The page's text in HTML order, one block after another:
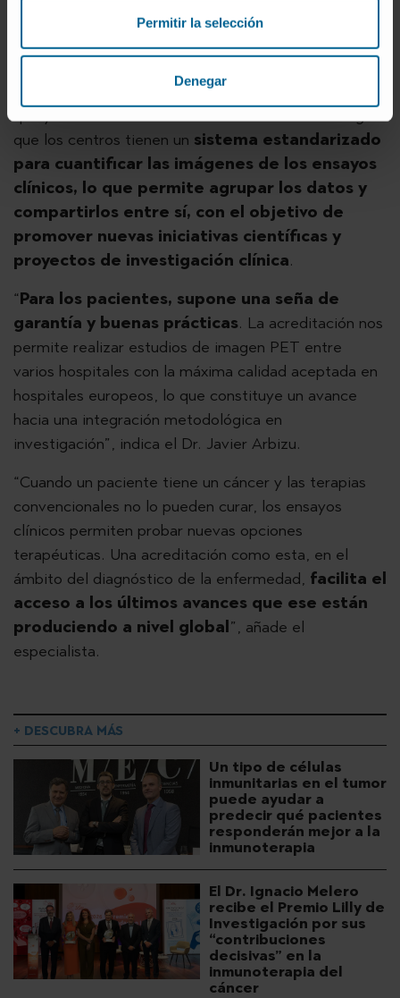
Permitir la selección
Denegar
Medicina Nuclear para el uso del Zirconio 89 -con el
que los centros tienen un sistema estandarizado
para cuantificar las imágenes de los ensayos
clínicos, lo que permite agrupar los datos y
compartirlos entre sí, con el objetivo de
promover nuevas iniciativas científicas y
proyectos de investigación clínica.
“Para los pacientes, supone una seña de
garantía y buenas prácticas. La acreditación nos
permite realizar estudios de imagen PET entre
varios hospitales con la máxima calidad aceptada en
hospitales europeos, lo que constituye un avance
hacia una integración metodológica en
investigación”, indica el Dr. Javier Arbizu.
“Cuando un paciente tiene un cáncer y las terapias
convencionales no lo pueden curar, los ensayos
clínicos permiten probar nuevas opciones
terapéuticas. Una acreditación como esta, en el
ámbito del diagnóstico de la enfermedad, facilita el
acceso a los últimos avances que ese están
produciendo a nivel global ”, añade el
especialista.
+ DESCUBRA MÁS
Un tipo de células
inmunitarias en el tumor
puede ayudar a
predecir qué pacientes
responderán mejor a la
inmunoterapia
El Dr. Ignacio Melero
recibe el Premio Lilly de
Investigación por sus
“contribuciones
decisivas” en la
inmunoterapia del
cáncer